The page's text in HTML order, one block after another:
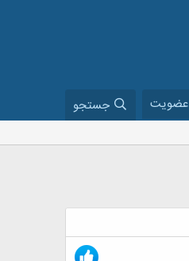
عضویت جستجو